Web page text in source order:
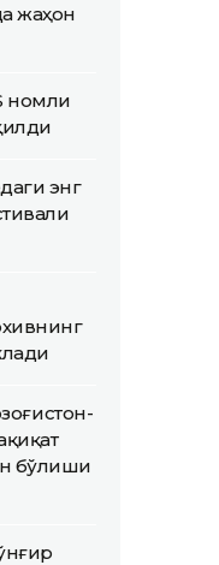
жаҳон
номли
энг
бўлиши